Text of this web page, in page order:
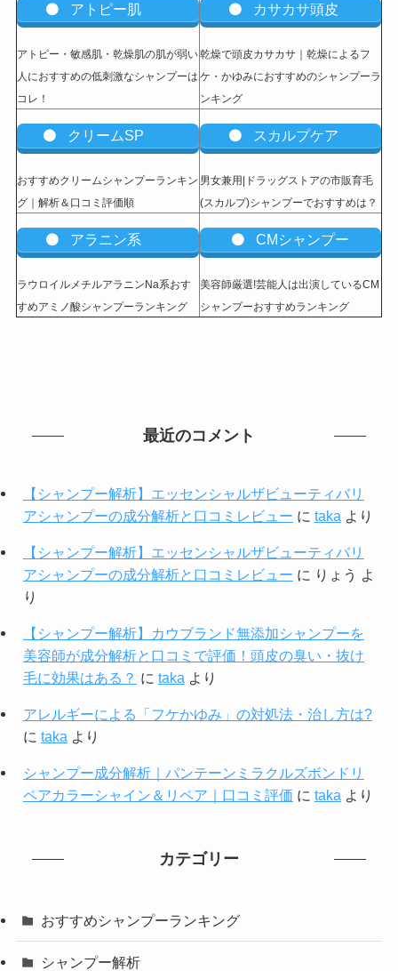
アトピー肌
アトピー・敏感肌・乾燥肌の肌が弱い
人におすすめの低刺激なシャンプーは
コレ！
カサカサ頭皮
乾燥で頭皮カサカサ｜乾燥によるフ
ケ・かゆみにおすすめのシャンプーラ
ンキング
クリームSP
おすすめクリームシャンプーランキン
グ｜解析＆口コミ評価順
スカルプケア
男女兼用|ドラッグストアの市販育毛
(スカルプ)シャンプーでおすすめは？
アラニン系
ラウロイルメチルアラニンNa系おす
すめアミノ酸シャンプーランキング
CMシャンプー
美容師厳選!芸能人は出演しているCM
シャンプーおすすめランキング
最近のコメント
【シャンプー解析】エッセンシャルザビューティバリ
アシャンプーの成分解析と口コミレビュー に taka より
【シャンプー解析】エッセンシャルザビューティバリ
アシャンプーの成分解析と口コミレビュー に りょう よ
り
【シャンプー解析】カウブランド無添加シャンプーを
美容師が成分解析と口コミで評価！頭皮の臭い・抜け
毛に効果はある？ に taka より
アレルギーによる「フケかゆみ」の対処法・治し方は?
に taka より
シャンプー成分解析｜パンテーンミラクルズボンドリ
ペアカラーシャイン＆リペア｜口コミ評価 に taka より
カテゴリー
おすすめシャンプーランキング
シャンプー解析